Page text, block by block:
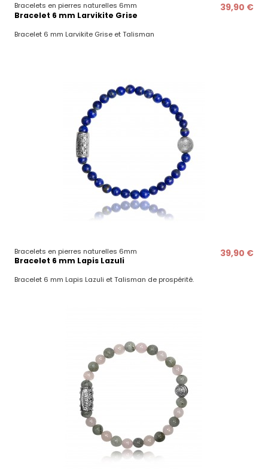
Bracelets en pierres naturelles 6mm
Bracelet 6 mm Larvikite Grise
39,90 €
Bracelet 6 mm Larvikite Grise et Talisman
Bracelets en pierres naturelles 6mm
Bracelet 6 mm Lapis Lazuli
39,90 €
Bracelet 6 mm Lapis Lazuli et Talisman de prospérité.